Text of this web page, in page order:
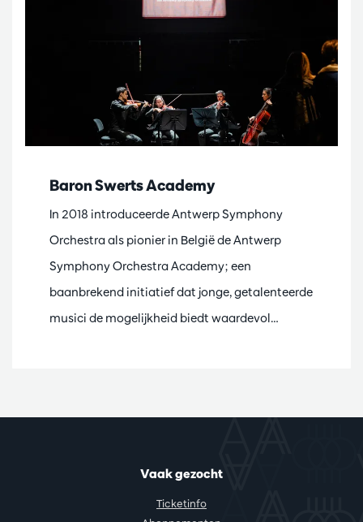
Baron Swerts Academy
In 2018 introduceerde Antwerp Symphony
Orchestra als pionier in België de Antwerp
Symphony Orchestra Academy; een
baanbrekend initiatief dat jonge, getalenteerde
musici de mogelijkheid biedt waardevol…
Vaak gezocht
Ticketinfo